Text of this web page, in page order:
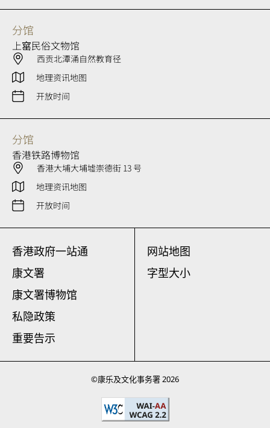
分馆
上窰民俗文物馆
西贡北潭涌自然教育径
地理资讯地图
开放时间
分馆
香港铁路博物馆
香港大埔大埔墟崇德街 13 号
地理资讯地图
开放时间
香港政府一站通
康文署
康文署博物馆
私隐政策
重要告示
网站地图
字型大小
©康乐及文化事务署2026